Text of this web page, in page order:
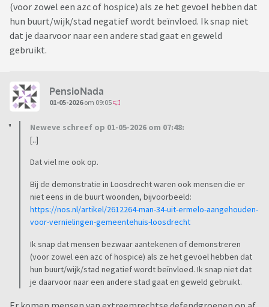
(voor zowel een azc of hospice) als ze het gevoel hebben dat
hun buurt/wijk/stad negatief wordt beïnvloed. Ik snap niet
dat je daarvoor naar een andere stad gaat en geweld
gebruikt.
PensioNada
01-05-2026om 09:05
Neweve schreef op 01-05-2026 om 07:48:
[..]
Dat viel me ook op.
Bij de demonstratie in Loosdrecht waren ook mensen die er
niet eens in de buurt woonden, bijvoorbeeld:
https://nos.nl/artikel/2612264-man-34-uit-ermelo-aangehouden-
voor-vernielingen-gemeentehuis-loosdrecht
Ik snap dat mensen bezwaar aantekenen of demonstreren
(voor zowel een azc of hospice) als ze het gevoel hebben dat
hun buurt/wijk/stad negatief wordt beïnvloed. Ik snap niet dat
je daarvoor naar een andere stad gaat en geweld gebruikt.